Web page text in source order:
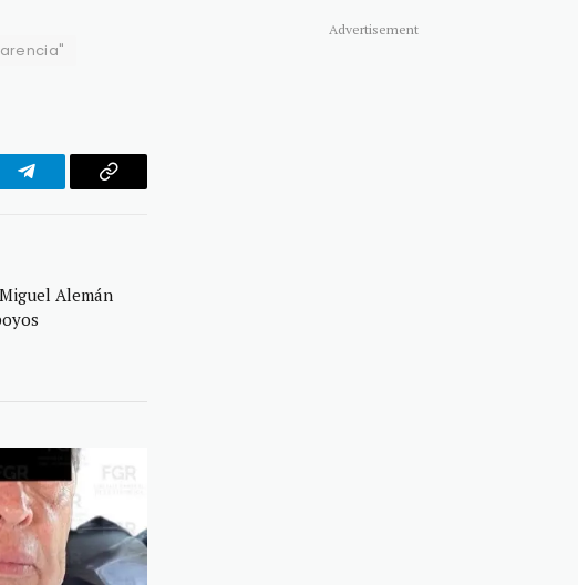
Telegram Copy
Alemán
Advertisement